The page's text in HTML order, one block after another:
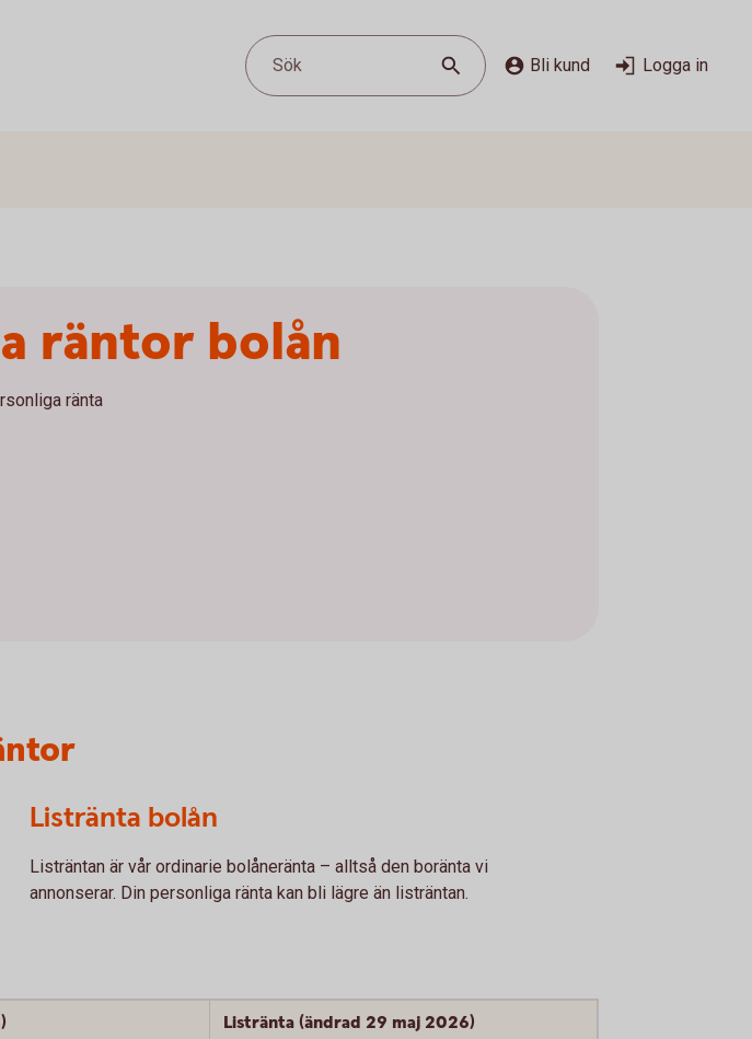
Sök Bli kund Logga in
räntor bolån
ränta
Listränta bolån
Listräntan är vår ordinarie bolåneränta – alltså den boränta vi
annonserar. Din personliga ränta kan bli lägre än listräntan.
Listränta (ändrad 29 maj 2026)